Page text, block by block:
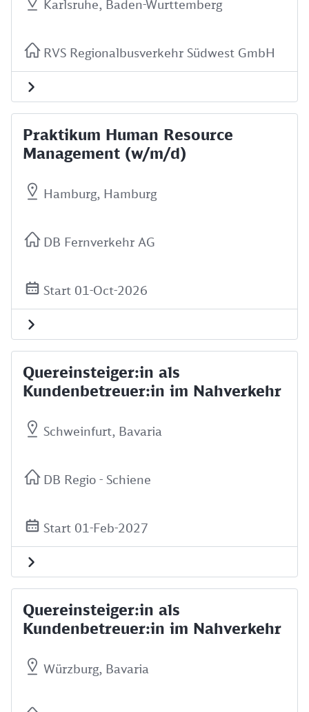
Karlsruhe, Baden-Wurttemberg
RVS Regionalbusverkehr Südwest GmbH
Praktikum Human Resource
Management (w/m/d)
Hamburg, Hamburg
DB Fernverkehr AG
Start 01-Oct-2026
Quereinsteiger:in als
Kundenbetreuer:in im Nahverkehr
Schweinfurt, Bavaria
DB Regio - Schiene
Start 01-Feb-2027
Quereinsteiger:in als
Kundenbetreuer:in im Nahverkehr
Würzburg, Bavaria